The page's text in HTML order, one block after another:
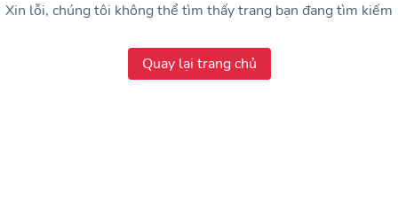
Xin lỗi, chúng tôi không thể tìm thấy trang bạn đang tìm kiếm
Quay lại trang chủ